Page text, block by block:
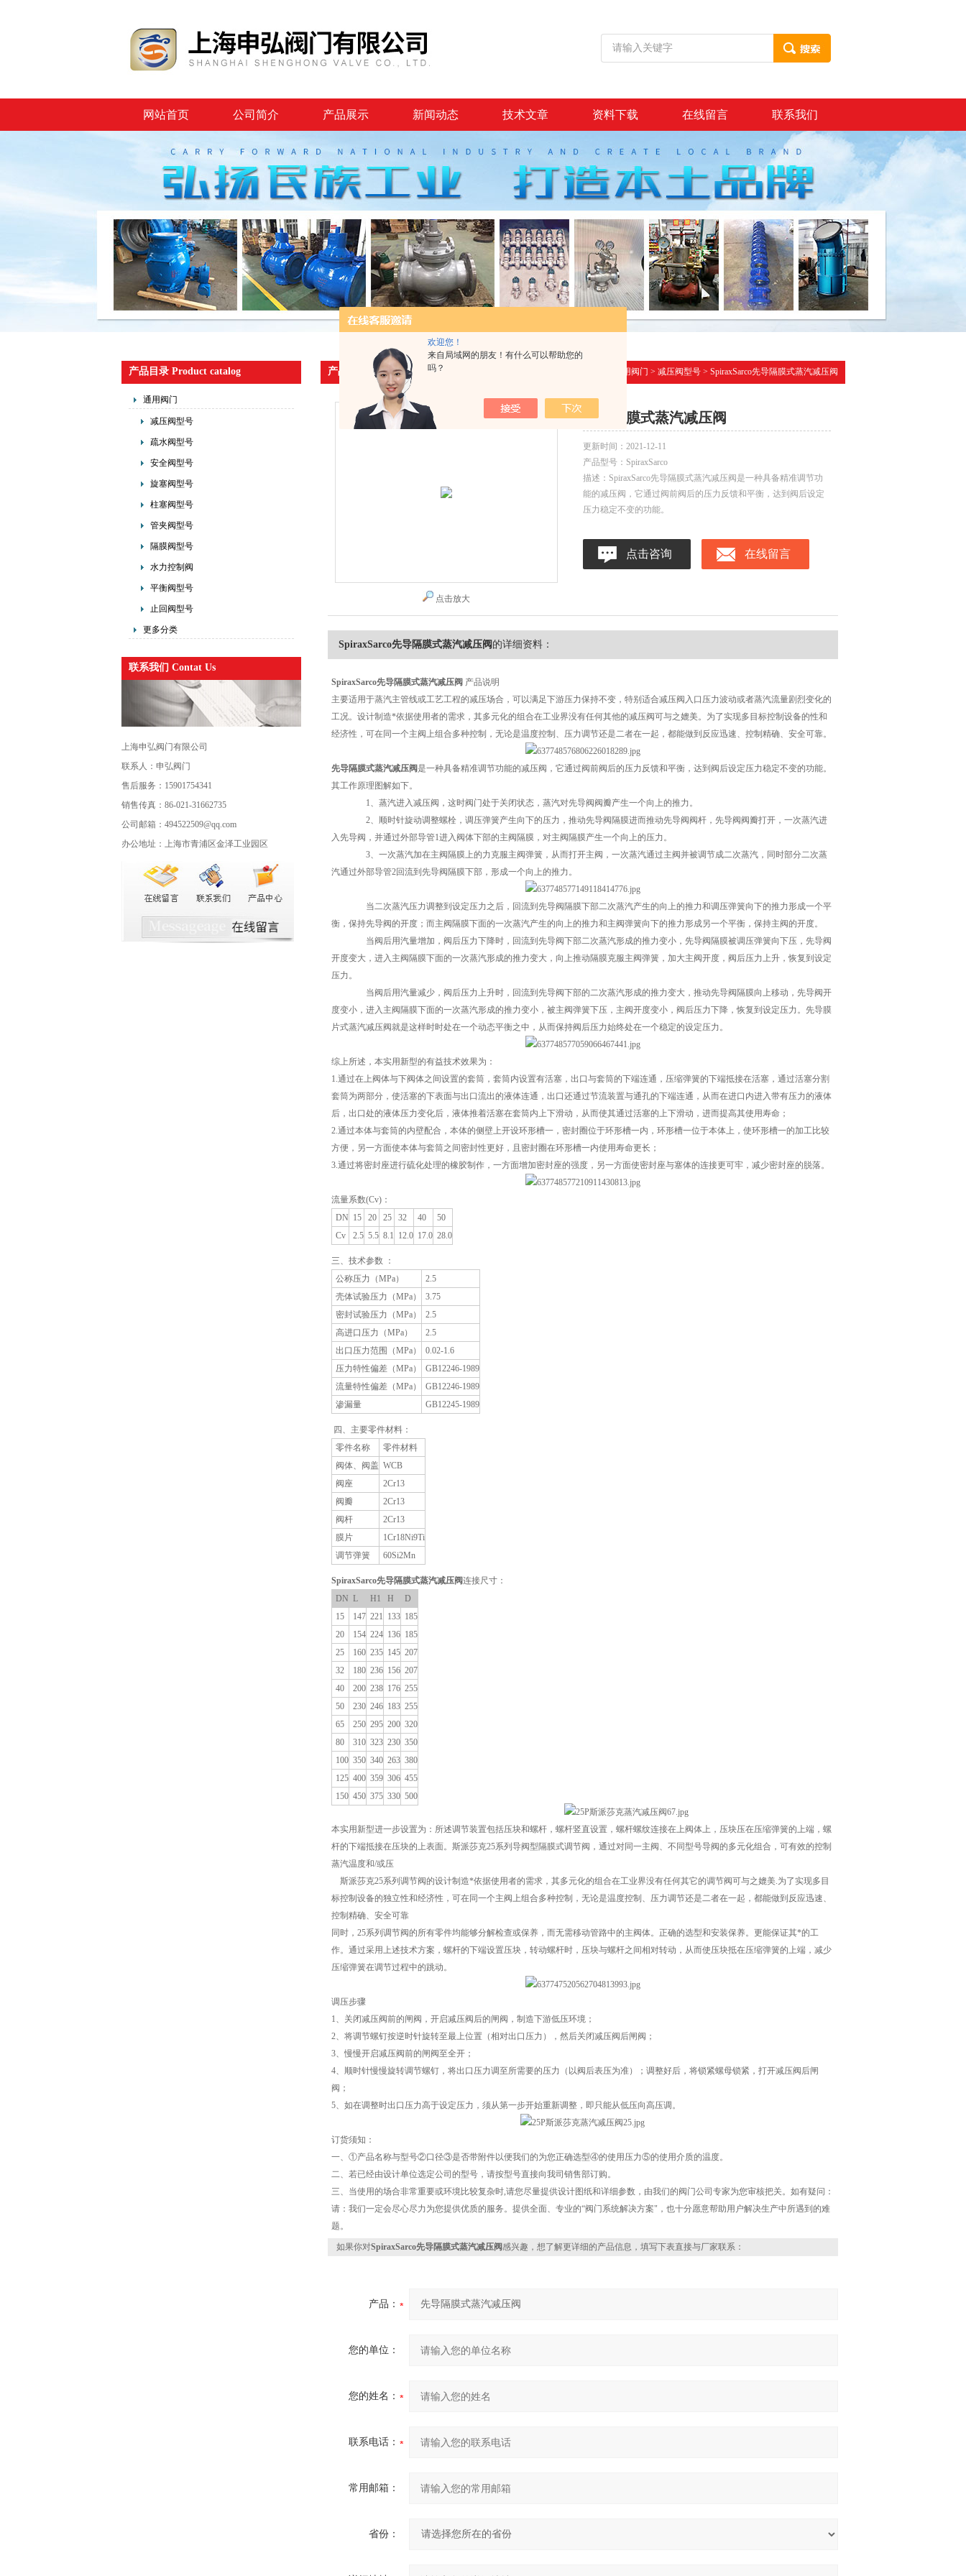
欢迎您！
来自局域网的朋友！有什么可以帮助您的
吗？
网站首页 公司简介 产品展示 新闻动态 技术文章 资料下载 在线留言 联系我们
产品目录 Product catalog
通用阀门
减压阀型号
疏水阀型号
安全阀型号
旋塞阀型号
柱塞阀型号
管夹阀型号
隔膜阀型号
水力控制阀
平衡阀型号
止回阀型号
更多分类
联系我们 Contat Us
上海申弘阀门有限公司
联系人：申弘阀门
售后服务：15901754341
销售传真：86-021-31662735
公司邮箱：494522509@qq.com
办公地址：上海市青浦区金泽工业园区
产品展示 通用阀门 > 减压阀型号> SpiraxSarco先导隔膜式蒸汽减压阀
点击放大
先导隔膜式蒸汽减压阀
更新时间： 2021-12-11
产品型号： SpiraxSarco
描述：SpiraxSarco先导隔膜式蒸汽减压阀是一种具备精准调节功
能的减压阀，它通过阀前阀后的压力反馈和平衡，达到阀后设定
压力稳定不变的功能。
点击咨询 在线留言
SpiraxSarco先导隔膜式蒸汽减压阀 的详细资料：
SpiraxSarco先导隔膜式蒸汽减压阀 产品说明
主要适用于蒸汽主管线或工艺工程的减压场合，可以满足下游压力保持不变，特别适合减压阀入口压力波动或者蒸汽流量剧烈变化的
工况。设计制造*依据使用者的需求，其多元化的组合在工业界没有任何其他的减压阀可与之媲美。为了实现多目标控制设备的性和
经济性，可在同一个主阀上组合多种控制，无论是温度控制、压力调节还是二者在一起，都能做到反应迅速、控制精确、安全可靠。
先导隔膜式蒸汽减压阀是一种具备精准调节功能的减压阀，它通过阀前阀后的压力反馈和平衡，达到阀后设定压力稳定不变的功能。
其工作原理图解如下。
1、蒸汽进入减压阀，这时阀门处于关闭状态，蒸汽对先导阀阀瓣产生一个向上的推力。
2、顺时针旋动调整螺栓，调压弹簧产生向下的压力，推动先导阀隔膜进而推动先导阀阀杆，先导阀阀瓣打开，一次蒸汽进
入先导阀，并通过外部导管1进入阀体下部的主阀隔膜，对主阀隔膜产生一个向上的压力。
3、一次蒸汽加在主阀隔膜上的力克服主阀弹簧，从而打开主阀，一次蒸汽通过主阀并被调节成二次蒸汽，同时部分二次蒸
汽通过外部导管2回流到先导阀隔膜下部，形成一个向上的推力。
当二次蒸汽压力调整到设定压力之后，回流到先导阀隔膜下部二次蒸汽产生的向上的推力和调压弹簧向下的推力形成一个平
衡，保持先导阀的开度；而主阀隔膜下面的一次蒸汽产生的向上的推力和主阀弹簧向下的推力形成另一个平衡，保持主阀的开度。
当阀后用汽量增加，阀后压力下降时，回流到先导阀下部二次蒸汽形成的推力变小，先导阀隔膜被调压弹簧向下压，先导阀
开度变大，进入主阀隔膜下面的一次蒸汽形成的推力变大，向上推动隔膜克服主阀弹簧，加大主阀开度，阀后压力上升，恢复到设定
压力。
当阀后用汽量减少，阀后压力上升时，回流到先导阀下部的二次蒸汽形成的推力变大，推动先导阀隔膜向上移动，先导阀开
度变小，进入主阀隔膜下面的一次蒸汽形成的推力变小，被主阀弹簧下压，主阀开度变小，阀后压力下降，恢复到设定压力。先导膜
片式蒸汽减压阀就是这样时时处在一个动态平衡之中，从而保持阀后压力始终处在一个稳定的设定压力。
综上所述，本实用新型的有益技术效果为：
1.通过在上阀体与下阀体之间设置的套筒，套筒内设置有活塞，出口与套筒的下端连通，压缩弹簧的下端抵接在活塞，通过活塞分割
套筒为两部分，使活塞的下表面与出口流出的液体连通，出口还通过节流装置与通孔的下端连通，从而在进口内进入带有压力的液体
后，出口处的液体压力变化后，液体推着活塞在套筒内上下滑动，从而使其通过活塞的上下滑动，进而提高其使用寿命；
2.通过本体与套筒的内壁配合，本体的侧壁上开设环形槽一，密封圈位于环形槽一内，环形槽一位于本体上，使环形槽一的加工比较
方便，另一方面使本体与套筒之间密封性更好，且密封圈在环形槽一内使用寿命更长；
3.通过将密封座进行硫化处理的橡胶制作，一方面增加密封座的强度，另一方面使密封座与塞体的连接更可牢，减少密封座的脱落。
流量系数(Cv)：
DN 15 20 25 32 40
50
Cv
2.5 5.5 8.1 12.0 17.0 28.0
三、技术参数 ：
公称压力（MPa）
2.5
壳体试验压力（MPa）
3.75
密封试验压力（MPa）
2.5
高进口压力（MPa）
2.5
出口压力范围（MPa）
0.02-1.6
压力特性偏差（MPa）
GB12246-1989
流量特性偏差（MPa）
GB12246-1989
渗漏量
GB12245-1989
四、主要零件材料：
零件名称
零件材料
阀体、阀盖 WCB
阀座
2Cr13
阀瓣
2Cr13
阀杆
2Cr13
膜片
1Cr18Ni9Ti
调节弹簧
60Si2Mn
SpiraxSarco先导隔膜式蒸汽减压阀连接尺寸：
DN L H1 H
D
15
147 221 133 185
20
154 224 136 185
25
160 235 145 207
32
180 236 156 207
40
200 238 176 255
50
230 246 183 255
65
250 295 200 320
80
310 323 230 350
100 350 340 263 380
125 400 359 306 455
150 450 375 330 500
本实用新型进一步设置为：所述调节装置包括压块和螺杆，螺杆竖直设置，螺杆螺纹连接在上阀体上，压块压在压缩弹簧的上端，螺
杆的下端抵接在压块的上表面。斯派莎克25系列导阀型隔膜式调节阀，通过对同一主阀、不同型号导阀的多元化组合，可有效的控制
蒸汽温度和/或压
斯派莎克25系列调节阀的设计制造*依据使用者的需求，其多元化的组合在工业界没有任何其它的调节阀可与之媲美.为了实现多目
标控制设备的独立性和经济性，可在同一个主阀上组合多种控制，无论是温度控制、压力调节还是二者在一起，都能做到反应迅速、
控制精确、安全可靠
同时，25系列调节阀的所有零件均能够分解检查或保养，而无需移动管路中的主阀体。正确的选型和安装保养。更能保证其*的工
作。通过采用上述技术方案，螺杆的下端设置压块，转动螺杆时，压块与螺杆之间相对转动，从而使压块抵在压缩弹簧的上端，减少
压缩弹簧在调节过程中的跳动。
调压步骤
1、关闭减压阀前的闸阀，开启减压阀后的闸阀，制造下游低压环境；
2、将调节螺钉按逆时针旋转至最上位置（相对出口压力），然后关闭减压阀后闸阀；
3、慢慢开启减压阀前的闸阀至全开；
4、顺时针慢慢旋转调节螺钉，将出口压力调至所需要的压力（以阀后表压为准）；调整好后，将锁紧螺母锁紧，打开减压阀后闸
阀；
5、如在调整时出口压力高于设定压力，须从第一步开始重新调整，即只能从低压向高压调。
订货须知：
一、①产品名称与型号②口径③是否带附件以便我们的为您正确选型④的使用压力⑤的使用介质的温度。
二、若已经由设计单位选定公司的型号，请按型号直接向我司销售部订购。
三、当使用的场合非常重要或环境比较复杂时,请您尽量提供设计图纸和详细参数，由我们的阀门公司专家为您审核把关。如有疑问：
请：我们一定会尽心尽力为您提供优质的服务。提供全面、专业的“阀门系统解决方案"，也十分愿意帮助用户解决生产中所遇到的难
题。
如果你对SpiraxSarco先导隔膜式蒸汽减压阀感兴趣，想了解更详细的产品信息，填写下表直接与厂家联系：
产品：
您的单位：
您的姓名：
联系电话：
常用邮箱：
省份：